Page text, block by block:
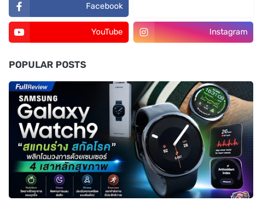
Facebook
YouTube Instagram
POPULAR POSTS